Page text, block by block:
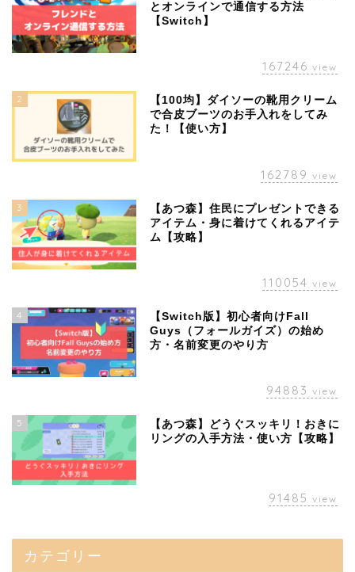
とオンラインで通信する方法
【Switch】
167246 view
2
【100均】ダイソーの靴用クリーム
で合皮ブーツのお手入れをしてみ
た！【使い方】
162789 view
3
【あつ森】住民にプレゼントできる
アイテム・身に着けてくれるアイテ
ム【攻略】
110054 view
4
【Switch版】初心者向けFall
Guys（フォールガイズ）の始め
方・名前変更のやり方
94883 view
5
【あつ森】どうぐスッキリ！おきに
リングの入手方法・使い方【攻略】
91485 view
カテゴリー